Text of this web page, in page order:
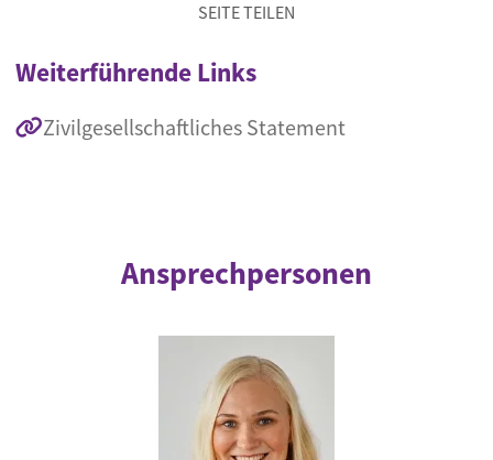
SEITE TEILEN
Weiterführende Links
Zivilgesellschaftliches Statement
Ansprechpersonen